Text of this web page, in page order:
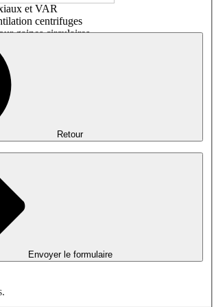
et VAR
centrifuges
gaines circulaires
gaines rectangulaires
détection incendie et ventilation de parking
Réguler.
Retour
Envoyer le formulaire